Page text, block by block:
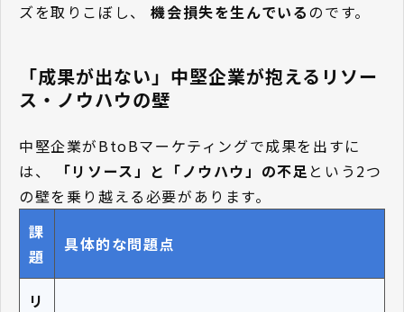
ズを取りこぼし、機会損失を生んでいるのです。
「成果が出ない」中堅企業が抱えるリソー
ス・ノウハウの壁
中堅企業がBtoBマーケティングで成果を出すに
は、
「リソース」と「ノウハウ」の不足という2つ
の壁を乗り越える必要があります。
課
題
具体的な問題点
リ